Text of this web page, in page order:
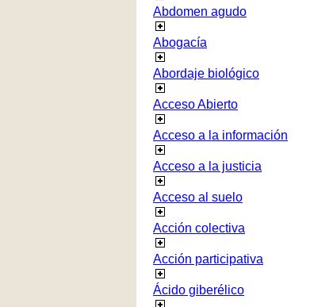
Abdomen agudo
Abogacía
Abordaje biológico
Acceso Abierto
Acceso a la información
Acceso a la justicia
Acceso al suelo
Acción colectiva
Acción participativa
Ácido giberélico